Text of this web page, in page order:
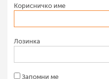
Корисничко име
Лозинка
Запомни ме